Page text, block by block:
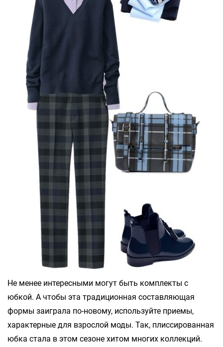
Не менее интересными могут быть комплекты с
юбкой. А чтобы эта традиционная составляющая
формы заиграла по-новому, используйте приемы,
характерные для взрослой моды. Так, плиссированная
юбка стала в этом сезоне хитом многих коллекций.